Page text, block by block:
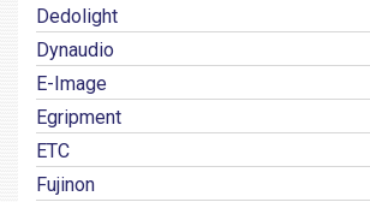
Dedolight
Dynaudio
E-Image
Egripment
ETC
Fujinon